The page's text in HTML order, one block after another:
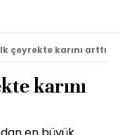
çeyrekte karını arttı
karını